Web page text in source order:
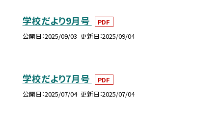
学校だより9月号
PDF
公開日 2025/09/03 更新日 2025/09/04
学校だより7月号
PDF
公開日 2025/07/04 更新日 2025/07/04